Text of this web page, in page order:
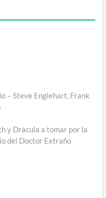
– Steve Englehart, Frank
y Drácula a tomar por la
del Doctor Extraño